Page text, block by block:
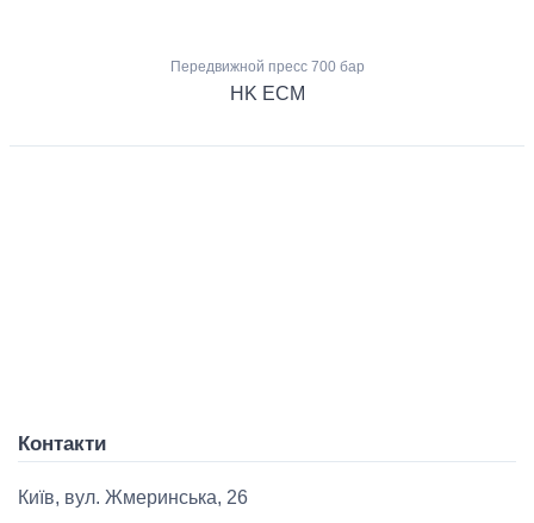
Передвижной пресс 700 бар
HK ECM
Контакти
Київ, вул. Жмеринська, 26